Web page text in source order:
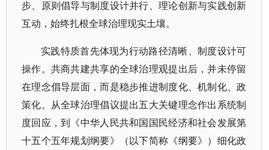
步、原则倡导与制度设计并行、理论创新与实践创新
互动，始终扎根全球治理现实土壤。
实践特质首先体现为行动路径清晰、制度设计可
操作。共商共建共享的全球治理观提出后，并未停留
在理念倡导层面，而是稳步推进制度化、机制化、政
策化。从全球治理倡议提出五大关键理念作出系统制
度回应，到《中华人民共和国国民经济和社会发展第
十五个五年规划纲要》（以下简称《纲要》）细化政